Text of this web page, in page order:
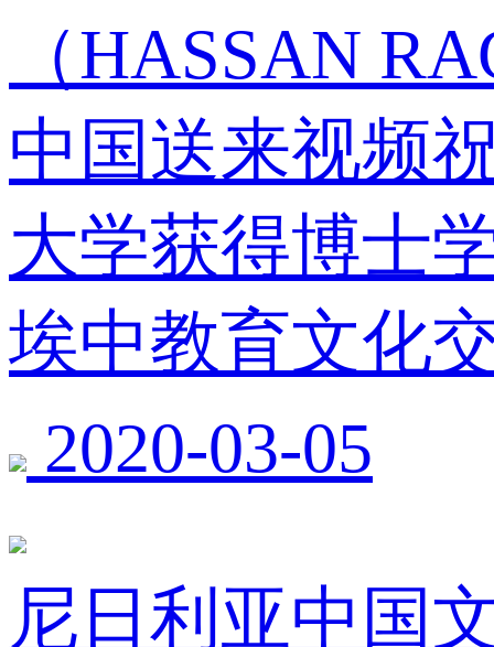
（HASSAN
中国送来视频
大学获得博士
埃中教育文化
2020-03-05
尼日利亚中国